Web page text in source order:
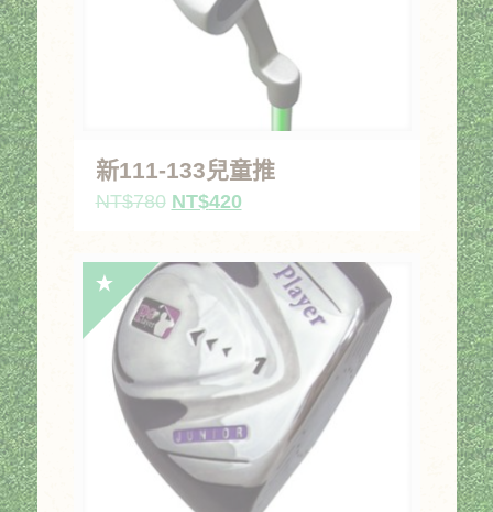
新111-133兒童推
NT$780 原
NT$780。
NT$420目
格：
NT$420。